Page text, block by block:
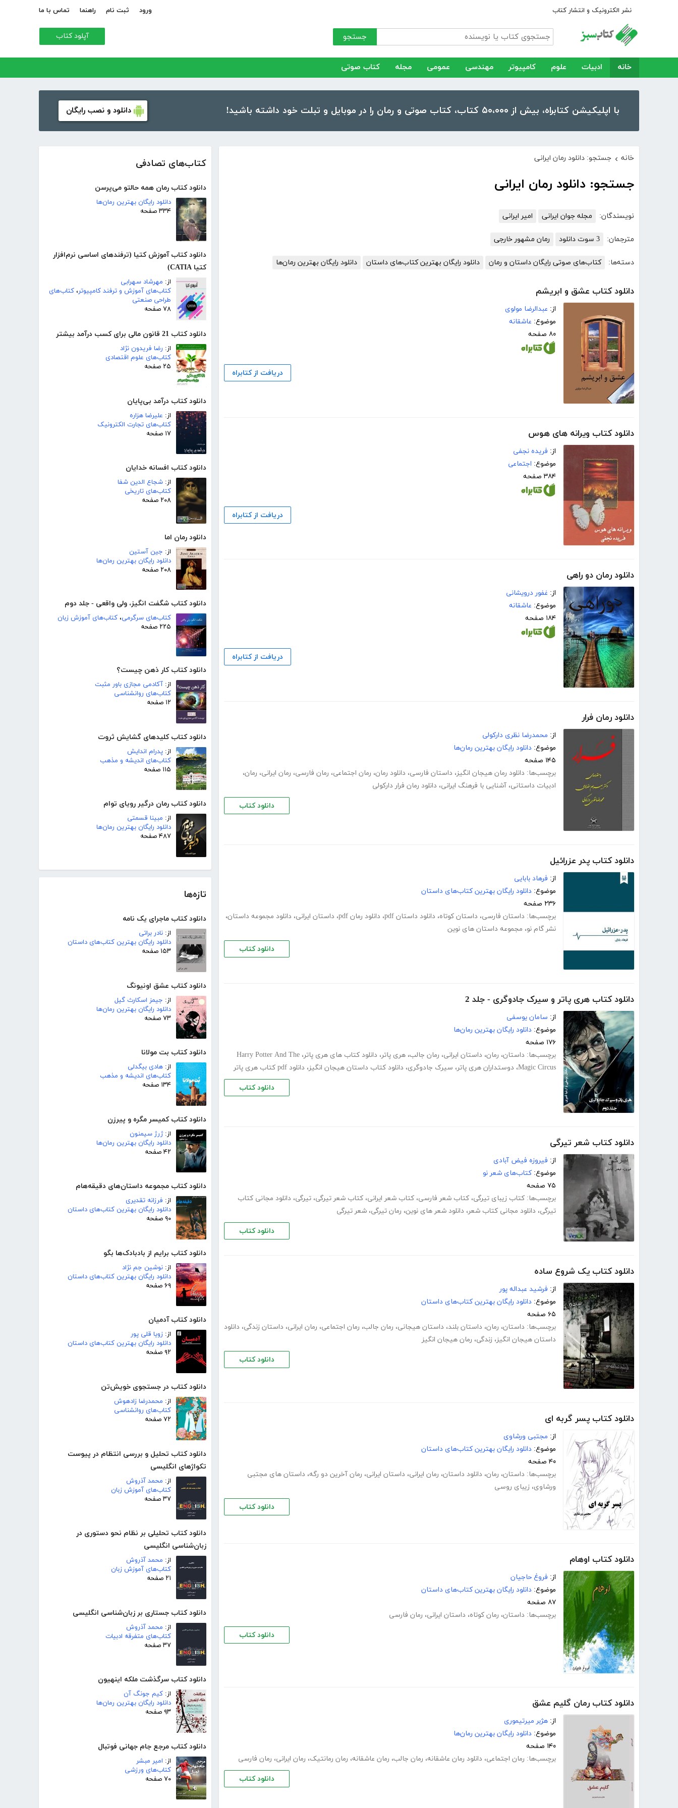
نشر الکترونیک و انتشار کتاب ورود ثبت نام راهنما تماس با ما
جستجو آپلود کتاب
خانه ادبیات علوم کامپیوتر مهندسی عمومی مجله کتاب صوتی
با اپلیکیشن کتابراه، بیش از ۵۰،۰۰۰ کتاب، کتاب صوتی و رمان را در موبایل و تبلت خود داشته باشید! دانلود و نصب رایگان
کتاب‌های تصادفی
دانلود کتاب رمان همه حالتو می‌پرسن
دانلود رایگان بهترین رمان‌ها
۳۳۴ صفحه
دانلود کتاب آموزش کتیا (ترفندهای اساسی نرم‌افزار
کتیا CATIA)
از: مهرشاد سهرابی
کتاب‌های آموزش و ترفند کامپیوتر، کتاب‌های
طراحی صنعتی
۷۸ صفحه
دانلود کتاب 21 قانون مالی برای کسب درآمد بیشتر
از: رضا فریدون نژاد
کتاب‌های علوم اقتصادی
۲۵ صفحه
دانلود کتاب درآمد بی‌پایان
از: علیرضا هزاره
کتاب‌های تجارت الکترونیک
۱۷ صفحه
دانلود کتاب افسانه خدایان
از: شجاع الدین شفا
کتاب‌های تاریخی
۲۰۸ صفحه
دانلود رمان اما
از: جین آستین
دانلود رایگان بهترین رمان‌ها
۲۰۸ صفحه
دانلود کتاب شگفت انگیز، ولی واقعی - جلد دوم
کتاب‌های سرگرمی، کتاب‌های آموزش زبان
۲۲۵ صفحه
دانلود کتاب کار ذهن چیست؟
از: آکادمی مجازی باور مثبت
کتاب‌های روانشناسی
۱۲ صفحه
دانلود کتاب کلیدهای گشایش ثروت
از: پدرام اندایش
کتاب‌های اندیشه و مذهب
۱۱۵ صفحه
دانلود کتاب رمان درگیر رویای توام
از: مبینا قسمتی
دانلود رایگان بهترین رمان‌ها
۴۸۷ صفحه
تازه‌ها
دانلود کتاب ماجرای یک نامه
از: نادر براتی
دانلود رایگان بهترین کتاب‌های داستان
۱۵۳ صفحه
دانلود کتاب عشق اونیونگ
از: جیمز اسکارث گیل
دانلود رایگان بهترین رمان‌ها
۷۳ صفحه
دانلود کتاب بت مولانا
از: هادی بیگدلی
کتاب‌های اندیشه و مذهب
۱۳۴ صفحه
دانلود کتاب کمیسر مگره و پیرزن
از:ژرژ سیمنون
دانلود رایگان بهترین رمان‌ها
۴۲ صفحه
دانلود کتاب مجموعه داستان‌های دقیقه‌هام
از: فرزانه تقدیری
دانلود رایگان بهترین کتاب‌های داستان
۹۰ صفحه
دانلود کتاب برایم از بادبادک‌ها بگو
از: نوشین جم نژاد
دانلود رایگان بهترین کتاب‌های داستان
۶۹ صفحه
دانلود کتاب آدمیان
از: زویا قلی پور
دانلود رایگان بهترین کتاب‌های داستان
۹۲ صفحه
دانلود کتاب در جستجوی خویش‌تن
از: محمدرضا زادهوش
کتاب‌های روانشناسی
۷۲ صفحه
دانلود کتاب تحلیل و بررسی انتظام در پیوست
تکواژهای انگلیسی
از: محمد آذروش
کتاب‌های آموزش زبان
۳۷ صفحه
دانلود کتاب تحلیلی بر نظام نحو دستوری در
زبان‌شناسی انگلیسی
از: محمد آذروش
کتاب‌های آموزش زبان
۲۱ صفحه
دانلود کتاب جستاری بر زبان‌شناسی انگلیسی
از: محمد آذروش
کتاب‌های متفرقه ادبیات
۳۷ صفحه
دانلود کتاب سرگذشت ملکه اینهیون
از: کیم جونگ آن
دانلود رایگان بهترین رمان‌ها
۹۳ صفحه
دانلود کتاب مرجع جام جهانی فوتبال
از: امیر مبشر
کتاب‌های ورزشی
۷۰ صفحه
خانه › جستجو: دانلود رمان ایرانی
جستجو: دانلود رمان ایرانی
نویسندگان: مجله جوان ایرانی امیر ایرانی
مترجمان: 3 سوت دانلود رمان مشهور خارجی
دسته‌ها: کتاب‌های صوتی رایگان داستان و رمان دانلود رایگان بهترین کتاب‌های داستان دانلود رایگان بهترین رمان‌ها
دانلود کتاب عشق و ابریشم
از: عبدالرضا مولوی
موضوع: عاشقانه
۸۰ صفحه
دریافت از کتابراه
دانلود کتاب ویرانه های هوس
از: فریده نجفی
موضوع: اجتماعی
۳۸۴ صفحه
دریافت از کتابراه
دانلود رمان دو راهی
از: غفور درویشانی
موضوع: عاشقانه
۱۸۴ صفحه
دریافت از کتابراه
دانلود رمان فرار
از: محمدرضا نظری دارکولی
موضوع: دانلود رایگان بهترین رمان‌ها
۱۴۵ صفحه
برچسب‌ها: دانلود رمان هیجان انگیز، داستان فارسی، دانلود رمان، رمان اجتماعی، رمان فارسی، رمان ایرانی، رمان،
ادبیات داستانی، آشنایی با فرهنگ ایرانی، دانلود رمان فرار دارکولی
دانلود کتاب
دانلود کتاب پدر عزرائیل
از: فرهاد بابایی
موضوع: دانلود رایگان بهترین کتاب‌های داستان
۲۳۶ صفحه
برچسب‌ها: داستان فارسی، داستان کوتاه، دانلود داستان pdf ، دانلود رمان pdf ، داستان ایرانی، دانلود مجموعه داستان،
نشر گام نو، مجموعه داستان های نوین
دانلود کتاب
دانلود کتاب هری پاتر و سیرک جادوگری - جلد 2
از: سامان یوسفی
موضوع: دانلود رایگان بهترین رمان‌ها
۱۷۶ صفحه
برچسب‌ها: داستان، رمان، داستان ایرانی، رمان جالب، هری پاتر، دانلود کتاب های هری پاتر، Harry Potter And The
Magic Circus، دوستداران هری پاتر، سیرک جادوگری، دانلود کتاب داستان هیجان انگیز، دانلود pdf کتاب هری پاتر
دانلود کتاب
دانلود کتاب شعر تیرگی
از: فیروزه فیض آبادی
موضوع: کتاب‌های شعر نو
۷۵ صفحه
برچسب‌ها: کتاب زیبای تیرگی، کتاب شعر فارسی، کتاب شعر ایرانی، کتاب شعر تیرگی، تیرگی، دانلود مجانی کتاب
تیرگی، دانلود مجانی کتاب شعر، دانلود شعر های نوین، رمان تیرگی، شعر تیرگی
دانلود کتاب
دانلود کتاب یک شروع ساده
از: فرشید عبداله پور
موضوع: دانلود رایگان بهترین کتاب‌های داستان
۶۵ صفحه
برچسب‌ها: داستان، رمان، داستان بلند، داستان هیجانی، رمان جالب، رمان اجتماعی، رمان ایرانی، داستان زندگی، دانلود
داستان هیجان انگیز، زندگی، رمان هیجان انگیز
دانلود کتاب
دانلود کتاب پسر گربه ای
از: مجتبی ورشاوی
موضوع: دانلود رایگان بهترین کتاب‌های داستان
۴۰ صفحه
برچسب‌ها: داستان، رمان، دانلود داستان، رمان ایرانی، داستان ایرانی، رمان آخرین دو رگه، داستان های مجتبی
ورشاوی، زیبای روسی
دانلود کتاب
دانلود کتاب اوهام
از: فروغ حاجیان
موضوع: دانلود رایگان بهترین کتاب‌های داستان
۸۷ صفحه
برچسب‌ها: داستان، رمان کوتاه، داستان ایرانی، رمان فارسی
دانلود کتاب
دانلود کتاب رمان گلیم عشق
از: هژبر میرتیموری
موضوع: دانلود رایگان بهترین رمان‌ها
۱۴۰ صفحه
برچسب‌ها: رمان اجتماعی، دانلود رمان عاشقانه، رمان جالب، رمان عاشقانه، رمان رمانتیک، رمان ایرانی، رمان فارسی
دانلود کتاب